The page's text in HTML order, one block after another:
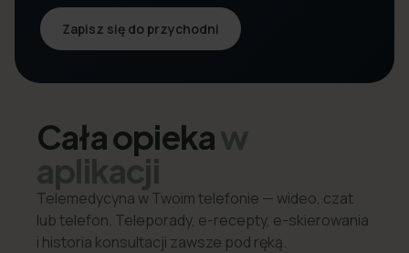
Zapisz się do przychodni
Cała opiekaw
aplikacji
Telemedycyna w Twoim telefonie — wideo, czat
lub telefon. Teleporady, e-recepty, e-skierowania
i historia konsultacji zawsze pod ręką.